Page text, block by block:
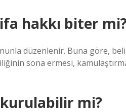
hakkı biter
düzenlenir. Buna göre,
sona ermesi,
mi?